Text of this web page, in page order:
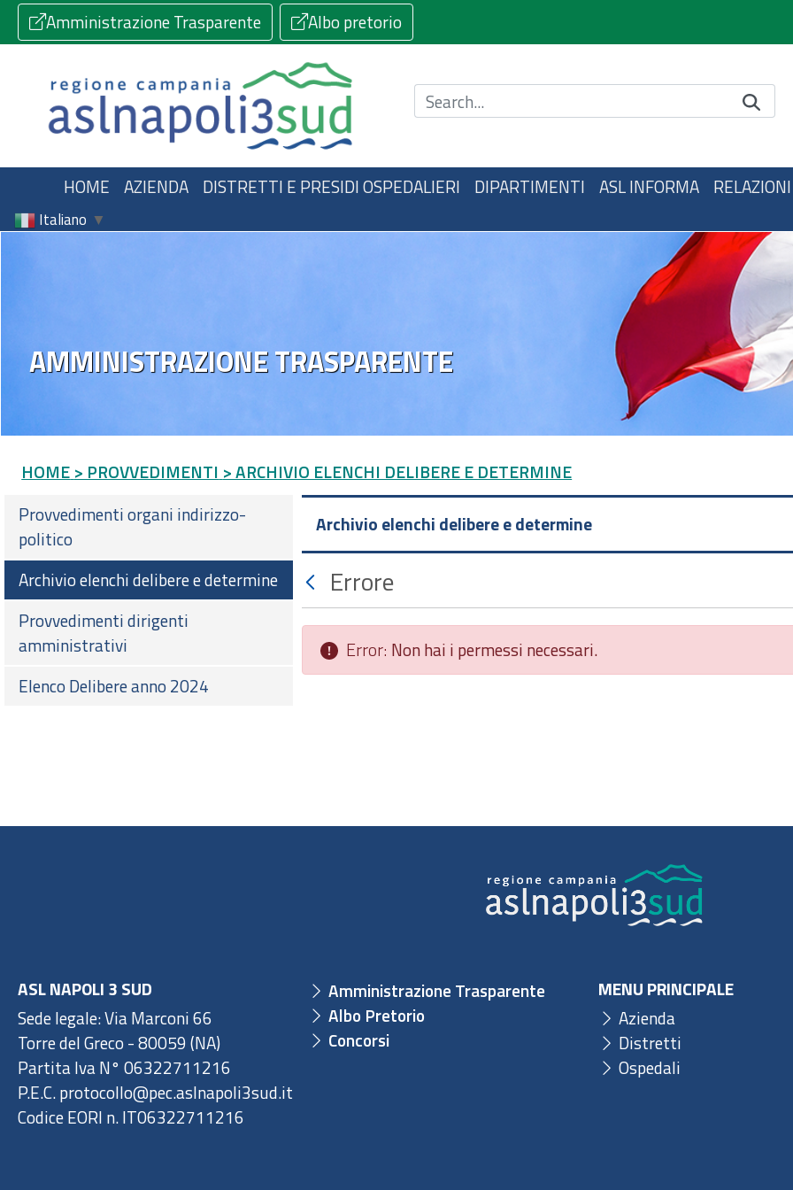
Amministrazione Trasparente Albo pretorio
Cerca nel sito
HOME AZIENDA DISTRETTI E PRESIDI OSPEDALIERI DIPARTIMENTI ASL INFORMA
Italiano ▼
AMMINISTRAZIONE TRASPARENTE
HOME > PROVVEDIMENTI > ARCHIVIO ELENCHI DELIBERE E DETERMINE
Provvedimenti organi indirizzo-
politico
Archivio elenchi delibere e determine
Provvedimenti dirigenti
amministrativi
Elenco Delibere anno 2024
Archivio elenchi delibere e determine
Errore
Error: Non hai i permessi necessari.
ASL NAPOLI 3 SUD
Sede legale: Via Marconi 66
Torre del Greco - 80059 (NA)
Partita Iva N° 06322711216
P.E.C. protocollo@pec.aslnapoli3sud.it
Codice EORI n. IT06322711216
Amministrazione Trasparente
Albo Pretorio
Concorsi
MENU PRINCIPALE
Azienda
Distretti
Ospedali